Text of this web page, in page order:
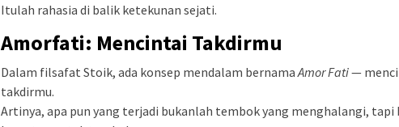
Itulah rahasia di balik ketekunan sejati.
Amorfati: Mencintai Takdirmu
Dalam filsafat Stoik, ada konsep mendalam bernamaAmor Fati—
takdirmu.
Artinya, apa pun yang terjadi bukanlah tembok yang menghalangi, tapi